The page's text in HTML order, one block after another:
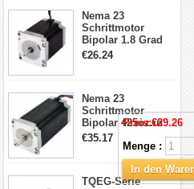
Nema 23
Schrittmotor
Bipolar 1.8 Grad
1.9Nm 3A 3.36V 4
€26.24
Nema 23
Schrittmotor
Bipolar 425oz.in
4.2A 57x57x114mm
4 Draht Hybrid
Schrittmotor
€35.17
TQEG-Serie
Preis:€29.26
Menge :
In den